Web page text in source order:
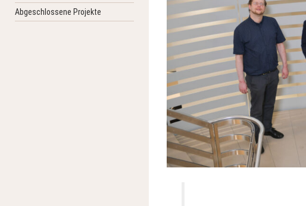
Abgeschlossene Projekte